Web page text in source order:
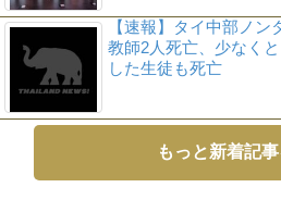
【速報】タイ中部ノ
教師2人死亡、少なく
した生徒も死亡
もっと新着記